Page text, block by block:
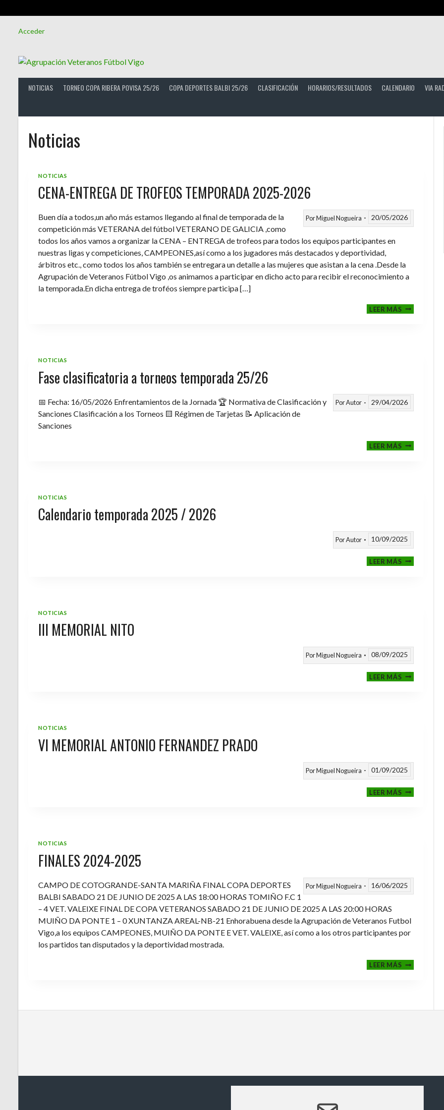
Acceder
NOTICIAS TORNEO COPA RIBERA POVISA 25/26 COPA DEPORTES BALBI 25/26 CLASIFICACIÓN HORARIOS/RESULTADOS CALENDARIO VIA
Noticias
NOTICIAS
CENA-ENTREGA DE TROFEOS TEMPORADA 2025-2026
PorMiguel Nogueira 20/05/2026
Buen día a todos,un año más estamos llegando al final de temporada de la
competición más VETERANA del fútbol VETERANO DE GALICIA ,como
todos los años vamos a organizar la CENA – ENTREGA de trofeos para todos los equipos participantes en
nuestras ligas y competiciones, CAMPEONES,así como a los jugadores más destacados y deportividad,
árbitros etc., como todos los años también se entregara un detalle a las mujeres que asistan a la cena .Desde la
Agrupación de Veteranos Fútbol Vigo ,os animamos a participar en dicho acto para recibir el reconocimiento a
la temporada.En dicha entrega de troféos siempre participa […]
LEER MÁSCENA-
ENTREGA
NOTICIAS
Fase clasificatoria a torneos temporada 25/26
PorAutor 29/04/2026
📅 Fecha: 16/05/2026 Enfrentamientos de la Jornada 🏆 Normativa de Clasificación y
Sanciones Clasificación a los Torneos 🟨 Régimen de Tarjetas 📝 Aplicación de
Sanciones
LEER MÁSFASE
NOTICIAS
Calendario temporada 2025 / 2026
PorAutor 10/09/2025
LEER MÁSCALENDARIO
TEMPORADA
NOTICIAS
III MEMORIAL NITO
PorMiguel Nogueira 08/09/2025
LEER MÁSIII
MEMORIAL
NOTICIAS
VI MEMORIAL ANTONIO FERNANDEZ PRADO
PorMiguel Nogueira 01/09/2025
LEER MÁSVI
MEMORIAL
NOTICIAS
FINALES 2024-2025
PorMiguel Nogueira 16/06/2025
CAMPO DE COTOGRANDE-SANTA MARIÑA FINAL COPA DEPORTES
BALBI SABADO 21 DE JUNIO DE 2025 A LAS 18:00 HORAS TOMIÑO F.C 1
– 4 VET. VALEIXE FINAL DE COPA VETERANOS SABADO 21 DE JUNIO DE 2025 A LAS 20:00 HORAS
MUIÑO DA PONTE 1 – 0 XUNTANZA AREAL-NB-21 Enhorabuena desde la Agrupación de Veteranos Futbol
Vigo,a los equipos CAMPEONES, MUIÑO DA PONTE E VET. VALEIXE, así como a los otros participantes por
los partidos tan disputados y la deportividad mostrada.
LEER MÁSFINALES
2024-